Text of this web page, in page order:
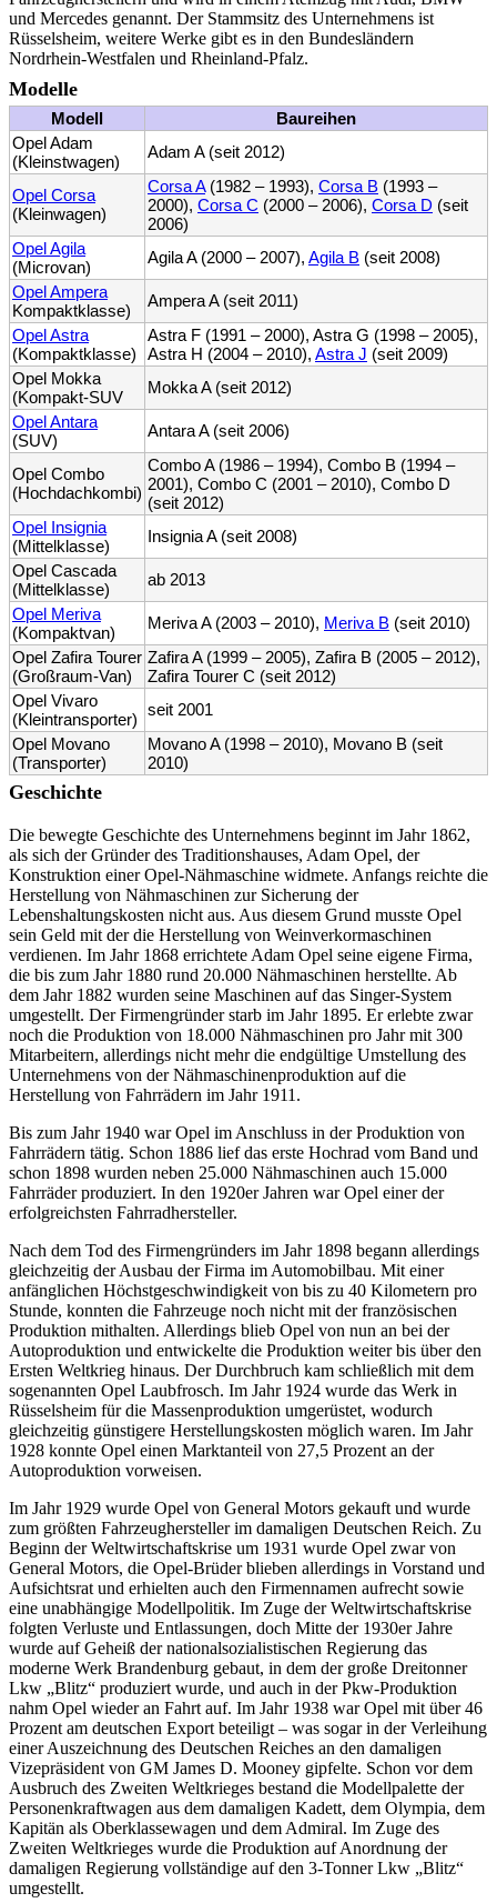
und Mercedes genannt. Der Stammsitz des Unternehmens ist
Rüsselsheim, weitere Werke gibt es in den Bundesländern
Nordrhein-Westfalen und Rheinland-Pfalz.
Modelle
Modell
Baureihen
Opel Adam
(Kleinstwagen)
Adam A (seit 2012)
Opel Corsa
(Kleinwagen)
Corsa A(1982 – 1993), Corsa B (1993 –
2000), Corsa C (2000 – 2006), Corsa D (seit
2006)
Opel Agila
(Microvan)
Agila A (2000 – 2007), Agila B (seit 2008)
Opel Ampera
Kompaktklasse)
Ampera A (seit 2011)
Opel Astra
(Kompaktklasse)
Astra F (1991 – 2000), Astra G (1998 – 2005),
Astra H (2004 – 2010), Astra J (seit 2009)
Opel Mokka
(Kompakt-SUV
Mokka A (seit 2012)
Opel Antara
(SUV)
Antara A (seit 2006)
Opel Combo
(Hochdachkombi)
Combo A (1986 – 1994), Combo B (1994 –
2001), Combo C (2001 – 2010), Combo D
(seit 2012)
Opel Insignia
(Mittelklasse)
Insignia A (seit 2008)
Opel Cascada
(Mittelklasse)
ab 2013
Opel Meriva
(Kompaktvan)
Meriva A (2003 – 2010), Meriva B (seit 2010)
Opel Zafira Tourer
(Großraum-Van)
Zafira A (1999 – 2005), Zafira B (2005 – 2012),
Zafira Tourer C (seit 2012)
Opel Vivaro
(Kleintransporter)
seit 2001
Opel Movano
(Transporter)
Movano A (1998 – 2010), Movano B (seit
2010)
Geschichte
Die bewegte Geschichte des Unternehmens beginnt im Jahr 1862,
als sich der Gründer des Traditionshauses, Adam Opel, der
Konstruktion einer Opel-Nähmaschine widmete. Anfangs reichte die
Herstellung von Nähmaschinen zur Sicherung der
Lebenshaltungskosten nicht aus. Aus diesem Grund musste Opel
sein Geld mit der die Herstellung von Weinverkormaschinen
verdienen. Im Jahr 1868 errichtete Adam Opel seine eigene Firma,
die bis zum Jahr 1880 rund 20.000 Nähmaschinen herstellte. Ab
dem Jahr 1882 wurden seine Maschinen auf das Singer-System
umgestellt. Der Firmengründer starb im Jahr 1895. Er erlebte zwar
noch die Produktion von 18.000 Nähmaschinen pro Jahr mit 300
Mitarbeitern, allerdings nicht mehr die endgültige Umstellung des
Unternehmens von der Nähmaschinenproduktion auf die
Herstellung von Fahrrädern im Jahr 1911.
Bis zum Jahr 1940 war Opel im Anschluss in der Produktion von
Fahrrädern tätig. Schon 1886 lief das erste Hochrad vom Band und
schon 1898 wurden neben 25.000 Nähmaschinen auch 15.000
Fahrräder produziert. In den 1920er Jahren war Opel einer der
erfolgreichsten Fahrradhersteller.
Nach dem Tod des Firmengründers im Jahr 1898 begann allerdings
gleichzeitig der Ausbau der Firma im Automobilbau. Mit einer
anfänglichen Höchstgeschwindigkeit von bis zu 40 Kilometern pro
Stunde, konnten die Fahrzeuge noch nicht mit der französischen
Produktion mithalten. Allerdings blieb Opel von nun an bei der
Autoproduktion und entwickelte die Produktion weiter bis über den
Ersten Weltkrieg hinaus. Der Durchbruch kam schließlich mit dem
sogenannten Opel Laubfrosch. Im Jahr 1924 wurde das Werk in
Rüsselsheim für die Massenproduktion umgerüstet, wodurch
gleichzeitig günstigere Herstellungskosten möglich waren. Im Jahr
1928 konnte Opel einen Marktanteil von 27,5 Prozent an der
Autoproduktion vorweisen.
Im Jahr 1929 wurde Opel von General Motors gekauft und wurde
zum größten Fahrzeughersteller im damaligen Deutschen Reich. Zu
Beginn der Weltwirtschaftskrise um 1931 wurde Opel zwar von
General Motors, die Opel-Brüder blieben allerdings in Vorstand und
Aufsichtsrat und erhielten auch den Firmennamen aufrecht sowie
eine unabhängige Modellpolitik. Im Zuge der Weltwirtschaftskrise
folgten Verluste und Entlassungen, doch Mitte der 1930er Jahre
wurde auf Geheiß der nationalsozialistischen Regierung das
moderne Werk Brandenburg gebaut, in dem der große Dreitonner
Lkw „Blitz“ produziert wurde, und auch in der Pkw-Produktion
nahm Opel wieder an Fahrt auf. Im Jahr 1938 war Opel mit über 46
Prozent am deutschen Export beteiligt – was sogar in der Verleihung
einer Auszeichnung des Deutschen Reiches an den damaligen
Vizepräsident von GM James D. Mooney gipfelte. Schon vor dem
Ausbruch des Zweiten Weltkrieges bestand die Modellpalette der
Personenkraftwagen aus dem damaligen Kadett, dem Olympia, dem
Kapitän als Oberklassewagen und dem Admiral. Im Zuge des
Zweiten Weltkrieges wurde die Produktion auf Anordnung der
damaligen Regierung vollständige auf den 3-Tonner Lkw „Blitz“
umgestellt.